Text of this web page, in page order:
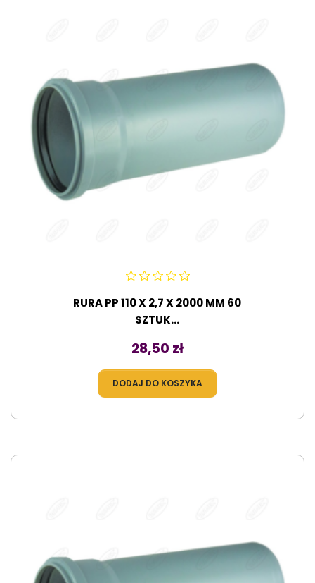
RURA PP 110 X 2,7 X 2000 MM 60
SZTUK...
Cena
28,50 zł
DODAJ DO KOSZYKA